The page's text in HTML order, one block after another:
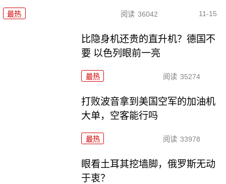
最热 阅读 36042 11-15
比隐身机还贵的直升机？德国不
要 以色列眼前一亮
最热 阅读 35274
打败波音拿到美国空军的加油机
大单，空客能行吗
最热 阅读 33978
眼看土耳其挖墙脚，俄罗斯无动
于衷？